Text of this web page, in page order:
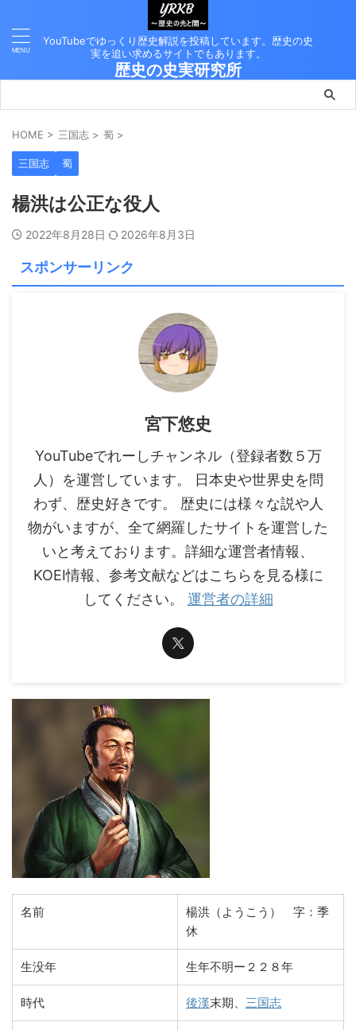
YouTubeでゆっくり歴史解説を投稿しています。歴史の史
実を追い求めるサイトでもあります。
歴史の史実研究所
HOME > 三国志 > 蜀 >
三国志 蜀
楊洪は公正な役人
2022年8月28日 2026年8月3日
スポンサーリンク
宮下悠史
YouTubeでれーしチャンネル（登録者数５万
人）を運営しています。 日本史や世界史を問
わず、歴史好きです。 歴史には様々な説や人
物がいますが、全て網羅したサイトを運営した
いと考えております。詳細な運営者情報、
KOEI情報、参考文献などはこちらを見る様に
してください。 運営者の詳細
名前
楊洪（ようこう） 字：季
休
生没年 生年不明ー２２８年
時代 後漢末期、 三国志